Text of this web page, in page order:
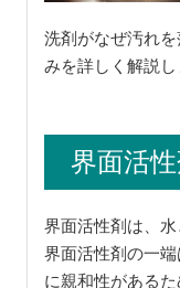
洗剤がなぜ汚れ
みを詳しく解説し
界面活
界面活性剤は、水
界面活性剤の一
に親和性がある